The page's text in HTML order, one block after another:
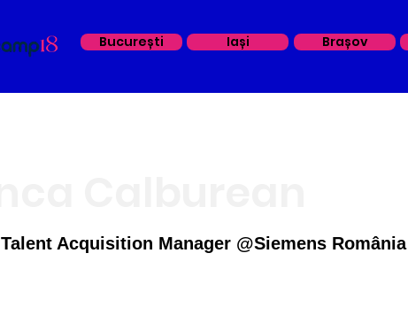
București Iași Brașov
Acquisition Manager @Siemens România